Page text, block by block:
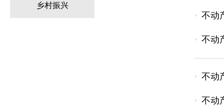
乡村振兴
不动
不动
不动
不动